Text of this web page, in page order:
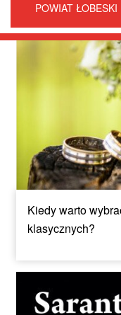
POWIAT ŁOBESKI
Kiedy warto
klasycznych?